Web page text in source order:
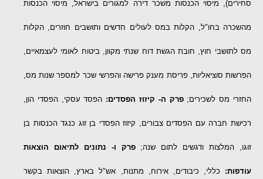
סחירים), מיסוי הכנסות משכר דירה למגורים בישראל, מיסוי הכנסות
מהשכרה בחו"ל, הקלות במס לעולים חדשים ותושבים חוזרים, הקלות
מס לתושבי חוץ, חובת הגשת דוח שנתי מקוון, ביטוח לאומי לעצמאיים,
הפרשות סוציאליות, פריסת מענק פרישה והפרשי שכר למספר שנות מס,
החזרי מס לשכירים; פרק ה- קיזוז הפסדים: הפסד עסקי, הפסדי הון,
רכישת חברה עם הפסדים צבורים, קיזוז הפסדי בן זוג כנגד הכנסות בן
זוגו, המלצות ודגשים לתום שנה; פרק ו- נתונים לתיאום הוצאות
עודפות: כללי, כיבודים, אירוח, מתנות, אש"ל בארץ, הוצאות בקשר